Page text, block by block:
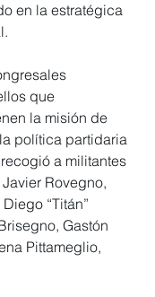
en la estratégica
que
la misión de
política partidaria
a militantes
Rovegno,
“Titán”
Gastón
Pittameglio,